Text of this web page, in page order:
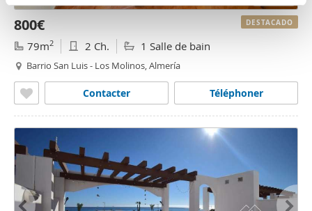
partir del uso que haya hecho de sus servicios.
n
800€
79m2 2 Ch. 1 Salle de bain
Barrio San Luis - Los Molinos, Almería
Téléphoner
Contacter
DESTACADO